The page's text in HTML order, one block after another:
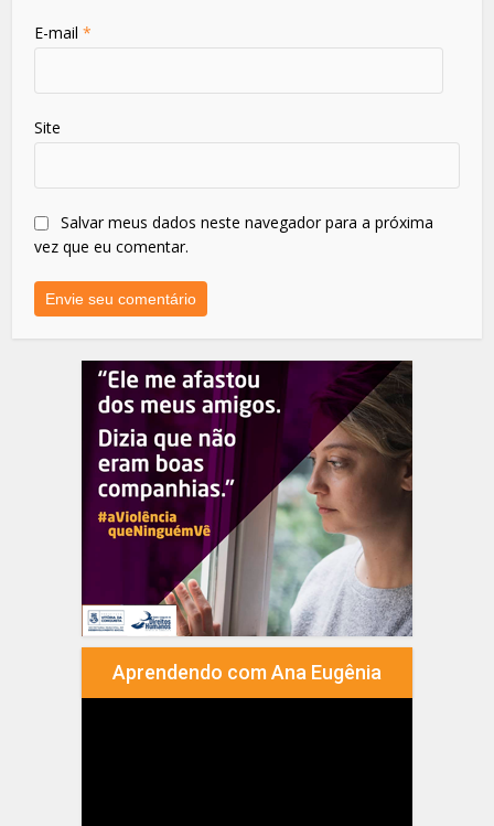
E-mail*
Site
Salvar meus dados neste navegador para a próxima
vez que eu comentar.
Aprendendo com Ana Eugênia